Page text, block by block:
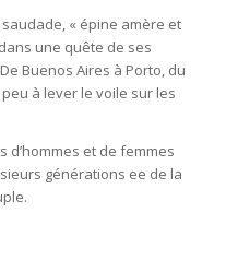
« épine amère et
une quête de ses
Buenos Aires à Porto, du
à lever le voile sur les
d’hommes et de femmes
générations ee de la